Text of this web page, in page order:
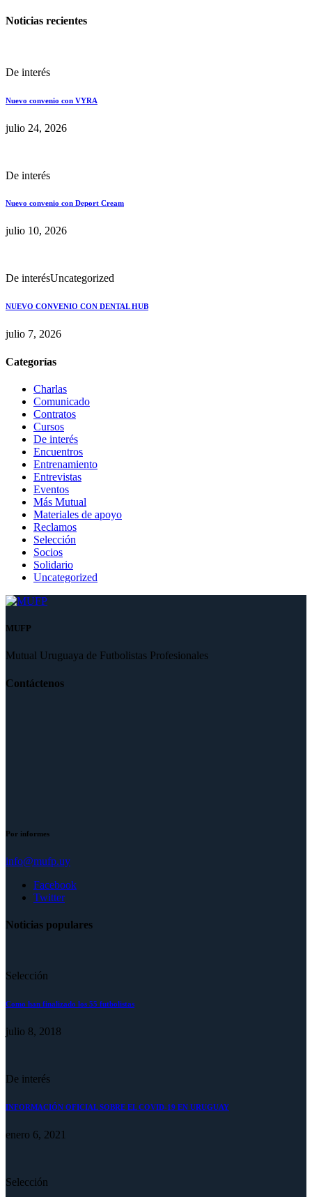
Noticias recientes
De interés
Nuevo convenio con VYRA
julio 24, 2026
De interés
Nuevo convenio con Deport Cream
julio 10, 2026
De interésUncategorized
NUEVO CONVENIO CON DENTAL HUB
julio 7, 2026
Categorías
Charlas
Comunicado
Contratos
Cursos
De interés
Encuentros
Entrenamiento
Entrevistas
Eventos
Más Mutual
Materiales de apoyo
Reclamos
Selección
Socios
Solidario
Uncategorized
MUFP
Mutual Uruguaya de Futbolistas Profesionales
Contáctenos
Por informes
info@mufp.uy
Facebook
Twitter
Noticias populares
Selección
Como han finalizado los 55 futbolistas
julio 8, 2018
De interés
INFORMACIÓN OFICIAL SOBRE EL COVID-19 EN URUGUAY
enero 6, 2021
Selección